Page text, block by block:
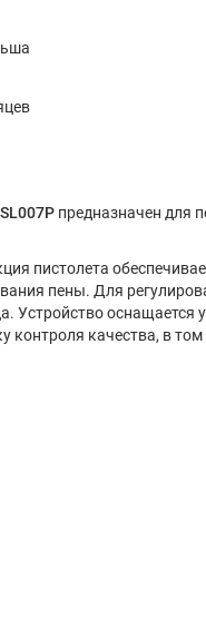
предназначен для
пистолета
пены. Для
Устройство
качества, в том